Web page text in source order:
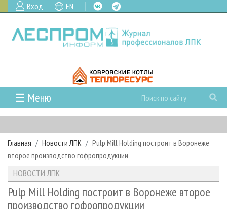
Вход EN
☰ Меню
ГЛАВНАЯ
РУБРИКИ И ТЕМЫ
РУБРИКИ ЖУРНАЛА
ЛЕСОЗАГОТОВКА
ЛЕСОПИЛЕНИЕ
НОВОСТИ
НОВОСТИ ЛПК
НОВОСТИ ЖУРНАЛА
ПРОЕКТЫ ЛПИ
АНАЛИТИКА
ПРЕДПРИЯТИЯ ЛПК
АРХИВ
АРХИВ ЖУРНАЛОВ
О ЖУРНАЛЕ
Главная Новости ЛПК
Pulp Mill Holding построит в Воронеже
второе производство гофропродукции
НОВОСТИ ЛПК
Pulp Mill Holding построит в Воронеже второе
производство гофропродукции